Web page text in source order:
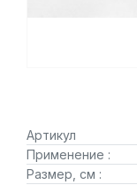
Артикул
Применение :
Размер, см :